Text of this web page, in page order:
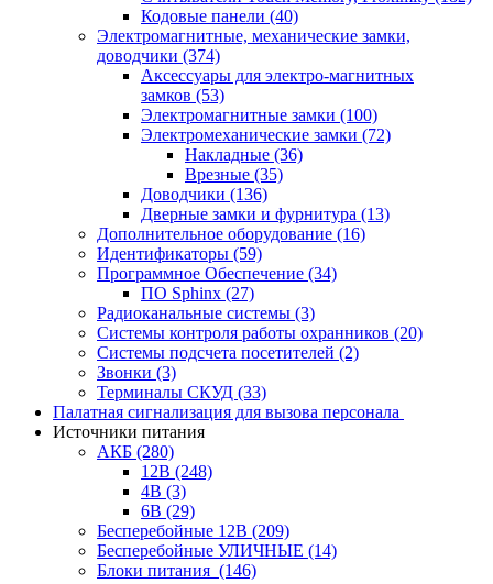
Кодовые панели (40)
Электромагнитные, механические замки,
доводчики (374)
Аксессуары для электро-магнитных
замков (53)
Электромагнитные замки (100)
Электромеханические замки (72)
Накладные (36)
Врезные (35)
Доводчики (136)
Дверные замки и фурнитура (13)
Дополнительное оборудование (16)
Идентификаторы (59)
Программное Обеспечение (34)
ПО Sphinx (27)
Радиоканальные системы (3)
Системы контроля работы охранников (20)
Системы подсчета посетителей (2)
Звонки (3)
Терминалы СКУД (33)
Палатная сигнализация для вызова персонала
Источники питания
АКБ (280)
12В (248)
4В (3)
6В (29)
Бесперебойные 12В (209)
Бесперебойные УЛИЧНЫЕ (14)
Блоки питания (146)